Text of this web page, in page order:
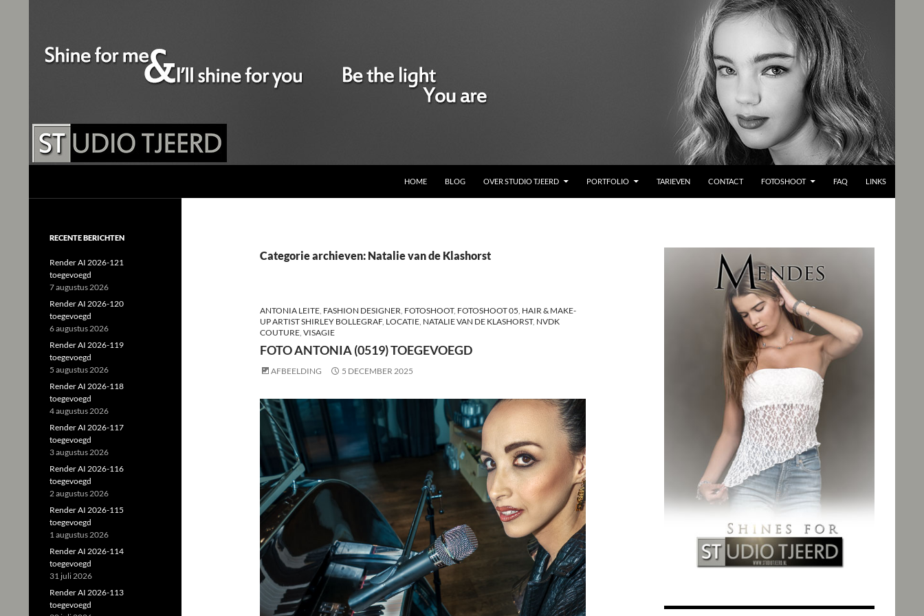
HOME
BLOG OVER STUDIO TJEERD PORTFOLIO TARIEVEN CONTACT FOTOSHOOT FAQ LINKS
Categorie archieven: Natalie van de Klashorst
ANTONIA LEITE, FASHION DESIGNER, FOTOSHOOT, FOTOSHOOT 05, HAIR & MAKE-
UP ARTIST SHIRLEY BOLLEGRAF, LOCATIE, NATALIE VAN DE KLASHORST, NVDK
COUTURE, VISAGIE
FOTO ANTONIA (0519) TOEGEVOEGD
AFBEELDING 5 DECEMBER 2025
RECENTE BERICHTEN
Render AI 2026-121
toegevoegd
7 augustus 2026
Render AI 2026-120
toegevoegd
6 augustus 2026
Render AI 2026-119
toegevoegd
5 augustus 2026
Render AI 2026-118
toegevoegd
4 augustus 2026
Render AI 2026-117
toegevoegd
3 augustus 2026
Render AI 2026-116
toegevoegd
2 augustus 2026
Render AI 2026-115
toegevoegd
1 augustus 2026
Render AI 2026-114
toegevoegd
31 juli 2026
Render AI 2026-113
toegevoegd